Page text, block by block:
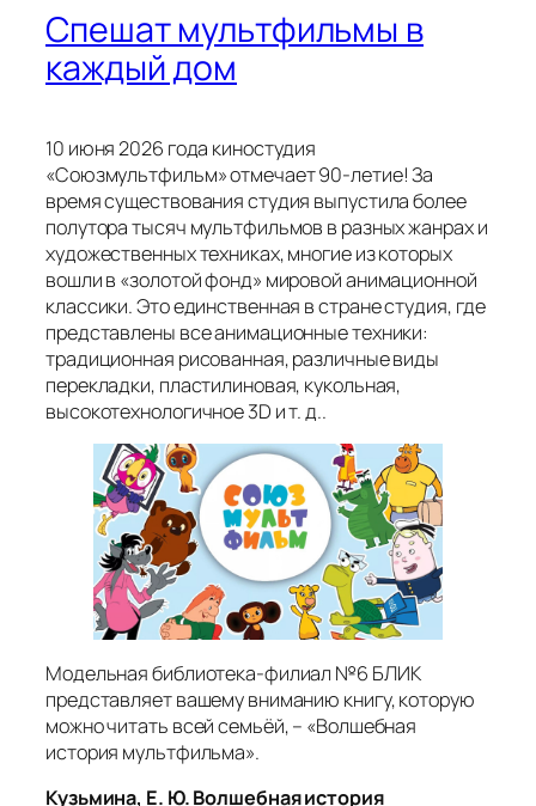
Спешат мультфильмы в
каждый дом
10 июня 2026 года киностудия
«Союзмультфильм» отмечает 90-летие! За
время существования студия выпустила более
полутора тысяч мультфильмов в разных жанрах и
художественных техниках, многие из которых
вошли в «золотой фонд» мировой анимационной
классики. Это единственная в стране студия, где
представлены все анимационные техники:
традиционная рисованная, различные виды
перекладки, пластилиновая, кукольная,
высокотехнологичное 3D и т. д..
Модельная библиотека-филиал №6 БЛИК
представляет вашему вниманию книгу, которую
можно читать всей семьёй, – «Волшебная
история мультфильма».
Кузьмина, Е. Ю. Волшебная история